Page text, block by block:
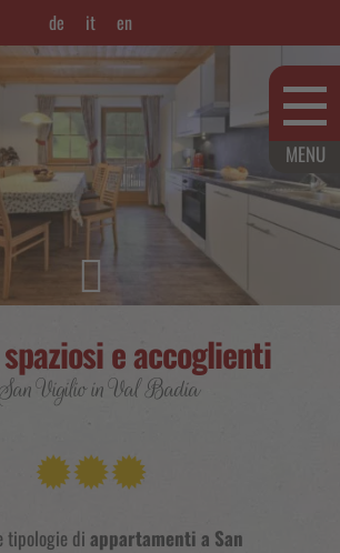
de it en

e accoglienti
Vigilio in Val Badia
tipologie di appartamenti a San